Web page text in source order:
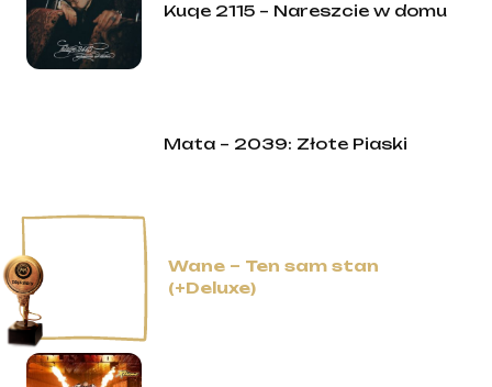
Kuqe 2115 – Nareszcie w domu
Mata – 2039: Złote Piaski
Wane – Ten sam stan
(+Deluxe)